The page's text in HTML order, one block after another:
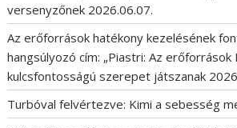
versenyzőnek 2026.06.07.
Az erőforrások hatékony kezelésének
hangsúlyozó cím: „Piastri: Az erőforrások
kulcsfontosságú szerepet játszanak
Turbóval felvértezve: Kimi a sebesség